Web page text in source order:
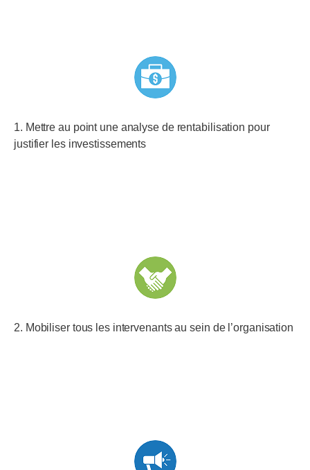
1. Mettre au point une analyse de rentabilisation pour
justifier les investissements
2. Mobiliser tous les intervenants au sein de l’organisation